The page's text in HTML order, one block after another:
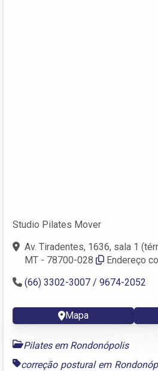
Studio Pilates Mover
Av. Tiradentes, 1636, sala 1
MT - 78700-028
Endereço
(66) 3302-3007 / 9674-2052
Mapa
Pilates em Rondonópolis
correção postural em